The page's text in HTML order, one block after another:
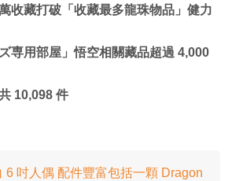
收藏打破「收藏最多龍珠物品」健力
専用部屋」悟空相關藏品超過 4,000
10,098 件
6 吋人偶 配件豐富包括一顆 Dragon